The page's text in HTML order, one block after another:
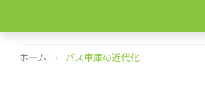
テ
ホーム バス車庫の近代化